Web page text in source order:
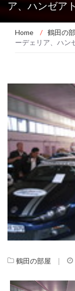
ア、ハンゼア
Home / 鶴田の
ーデェリア、ハ
鶴田の部屋 |